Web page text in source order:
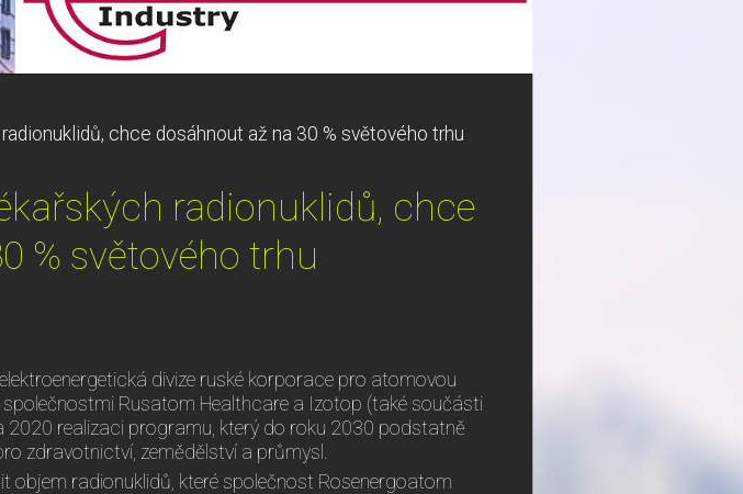
chce dosáhnout až na 30 % světového trhu
radionuklidů, chce
% světového trhu
divize ruské korporace pro atomovou
Rusatom Healthcare a Izotop (také součásti
2020 realizaci programu, který do roku 2030 podstatně
zdravotnictví, zemědělství a průmysl.
objem radionuklidů, které společnost Rosenergoatom